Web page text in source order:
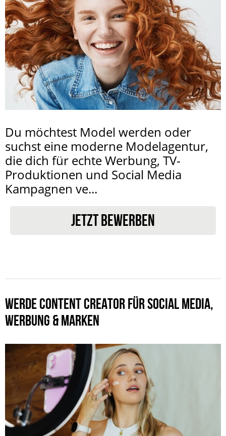
Du möchtest Model werden oder
suchst eine moderne Modelagentur,
die dich für echte Werbung, TV-
Produktionen und Social Media
Kampagnen ve...
JETZT BEWERBEN
WERDE CONTENT CREATOR FÜR SOCIAL MEDIA,
WERBUNG & MARKEN